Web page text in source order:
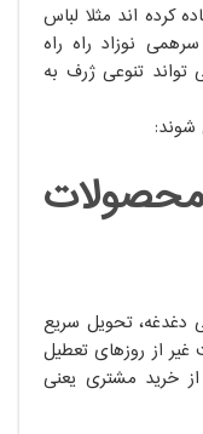
کرده اند مثلا لباس
نوزاد راه راه
تنوعی ژرف به
دغدغه، تحویل سریع
تا نهایت 72 ساعت غیر از روزهای تعطیل
خرید مشتری یعنی